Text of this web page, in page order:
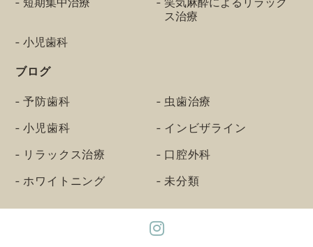
短期集中治療
笑気麻酔によるリラック
ス治療
小児歯科
ブログ
予防歯科 虫歯治療
小児歯科 インビザライン
リラックス治療 口腔外科
ホワイトニング 未分類